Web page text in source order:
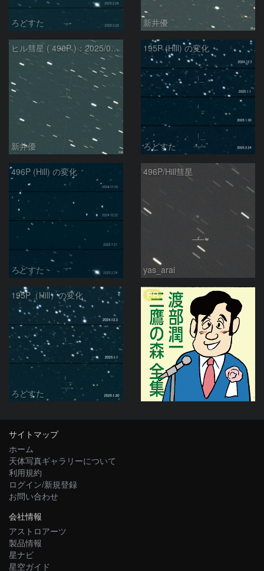
ろどすた 新井優
ヒル彗星 ( 496P )：2025/02/27
新井優
195P (Hill) の変化
ろどすた
496P (Hill) の変化
ろどすた
496P/Hill彗星
yas_arai
195P（Hill）の変化
ろどすた
PR
サイトマップ
ホーム
天体写真ギャラリーについて
利用規約
ログイン/新規登録
お問い合わせ
会社情報
アストロアーツ
製品情報
星ナビ
星空ガイド